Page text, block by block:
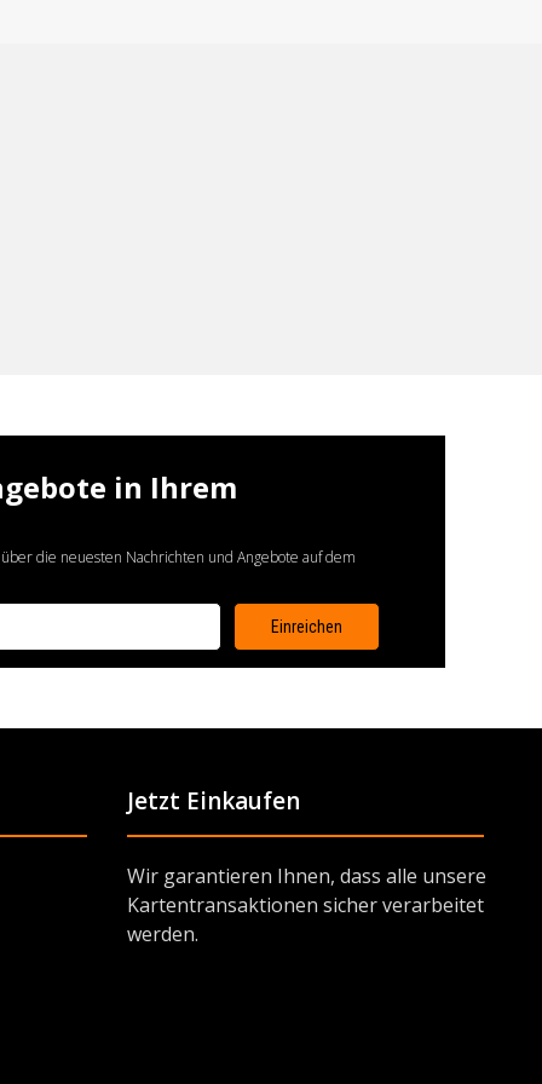
in Ihrem
die neuesten Nachrichten und Angebote auf dem
Jetzt Einkaufen
Wir garantieren Ihnen, dass alle unsere
Kartentransaktionen sicher verarbeitet
werden.